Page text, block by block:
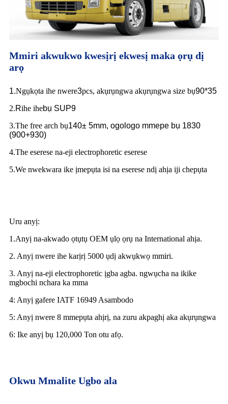
Mmiri akwukwo kwesịrị ekwesị maka ọrụ dị
arọ
1.Ngụkọta ihe nwere3pcs, akụrụngwa akụrụngwa size bụ90*35
2.Rihe ihebụ SUP9
3.The free arch bụ140± 5mm, ogologo mmepe bụ 1830
(900+930)
4.The eserese na-eji electrophoretic eserese
5.We nwekwara ike ịmepụta isi na eserese ndị ahịa iji chepụta
Uru anyị:
1.Anyị na-akwado ọtụtụ OEM ụlọ ọrụ na International ahịa.
2. Anyị nwere ihe karịrị 5000 ụdị akwụkwọ mmiri.
3. Anyị na-eji electrophoretic ịgba agba. ngwụcha na ikike
mgbochi nchara ka mma
4: Anyị gafere IATF 16949 Asambodo
5: Anyị nwere 8 mmepụta ahịrị, na zuru akpaghị aka akụrụngwa
6: Ike anyị bụ 120,000 Ton otu afọ.
Okwu Mmalite Ugbo ala